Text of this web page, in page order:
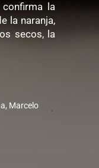
la
la naranja,
secos, la
, Marcelo